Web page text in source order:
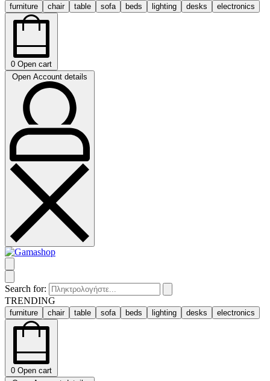
furniture chair table sofa beds lighting desks electronics
0 Open cart
Open Account details
Search for:
TRENDING
furniture chair table sofa beds lighting desks electronics
0 Open cart